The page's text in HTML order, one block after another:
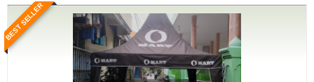
BEST SELLER